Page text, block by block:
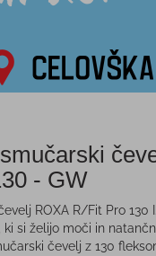
- GW
ROXA R/Fit Pro 130
ki si želijo moči in
čevelj z 130